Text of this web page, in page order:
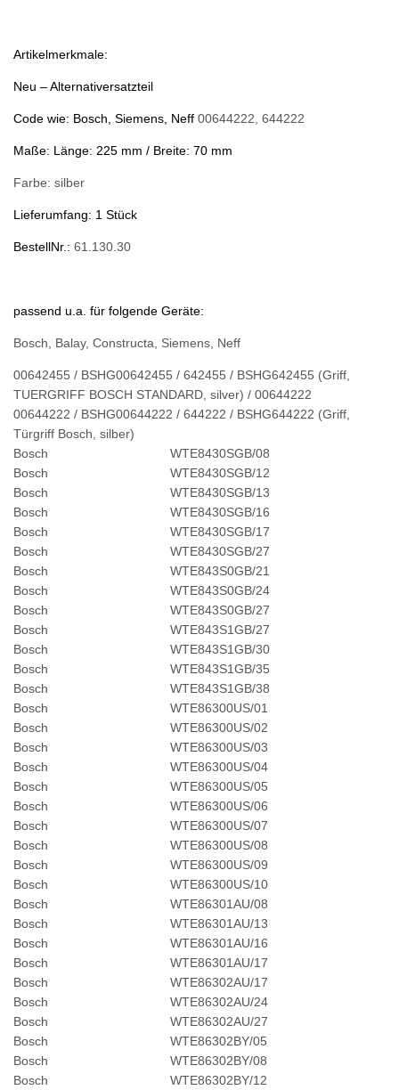
Artikelmerkmale:
Neu – Alternativersatzteil
Code wie: Bosch, Siemens, Neff 00644222, 644222
Maße: Länge: 225 mm / Breite: 70 mm
Farbe: silber
Lieferumfang: 1 Stück
BestellNr.: 61.130.30
passend u.a. für folgende Geräte:
Bosch, Balay, Constructa, Siemens, Neff
00642455 / BSHG00642455 / 642455 / BSHG642455 (Griff,
TUERGRIFF BOSCH STANDARD, silver) / 00644222
00644222 / BSHG00644222 / 644222 / BSHG644222 (Griff,
Türgriff Bosch, silber)
Bosch
WTE8430SGB/08
Bosch
WTE8430SGB/12
Bosch
WTE8430SGB/13
Bosch
WTE8430SGB/16
Bosch
WTE8430SGB/17
Bosch
WTE8430SGB/27
Bosch
WTE843S0GB/21
Bosch
WTE843S0GB/24
Bosch
WTE843S0GB/27
Bosch
WTE843S1GB/27
Bosch
WTE843S1GB/30
Bosch
WTE843S1GB/35
Bosch
WTE843S1GB/38
Bosch
WTE86300US/01
Bosch
WTE86300US/02
Bosch
WTE86300US/03
Bosch
WTE86300US/04
Bosch
WTE86300US/05
Bosch
WTE86300US/06
Bosch
WTE86300US/07
Bosch
WTE86300US/08
Bosch
WTE86300US/09
Bosch
WTE86300US/10
Bosch
WTE86301AU/08
Bosch
WTE86301AU/13
Bosch
WTE86301AU/16
Bosch
WTE86301AU/17
Bosch
WTE86302AU/17
Bosch
WTE86302AU/24
Bosch
WTE86302AU/27
Bosch
WTE86302BY/05
Bosch
WTE86302BY/08
Bosch
WTE86302BY/12